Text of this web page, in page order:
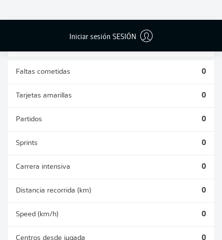
Iniciar sesión SESIÓN
DIVIDIDOS
0
AÉREOS
0
Faltas cometidas 0
Tarjetas amarillas 0
Partidos 0
Sprints 0
Carrera intensiva 0
Distancia recorrida (km) 0
Speed (km/h) 0
Centros desde jugada 0